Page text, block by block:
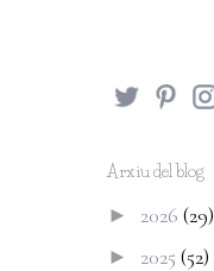
Arxiu del blog
► 2026 (29)
► 2025 (52)